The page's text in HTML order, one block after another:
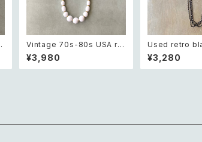
Vintage 70s-80s USA ret
ro white beads classical
necklace レトロ アメリカ ヴ
ィンテージ アクセサリー ホワ
¥3,980
Used retro
ain necklace
ド アクセサリー
ーン 4連 ネック
¥3,280